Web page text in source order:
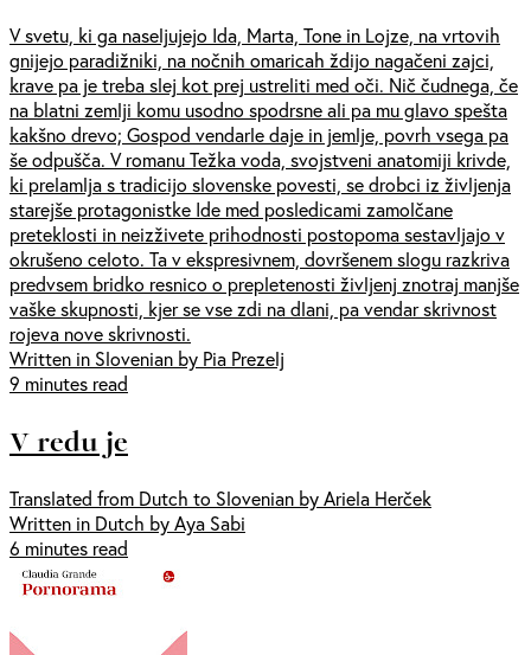
V svetu, ki ga naseljujejo Ida, Marta, Tone in Lojze, na vrtovih
gnijejo paradižniki, na nočnih omaricah ždijo nagačeni zajci,
krave pa je treba slej kot prej ustreliti med oči. Nič čudnega, če
na blatni zemlji komu usodno spodrsne ali pa mu glavo spešta
kakšno drevo; Gospod vendarle daje in jemlje, povrh vsega pa
še odpušča. V romanu Težka voda, svojstveni anatomiji krivde,
ki prelamlja s tradicijo slovenske povesti, se drobci iz življenja
starejše protagonistke Ide med posledicami zamolčane
preteklosti in neizživete prihodnosti postopoma sestavljajo v
okrušeno celoto. Ta v ekspresivnem, dovršenem slogu razkriva
predvsem bridko resnico o prepletenosti življenj znotraj manjše
vaške skupnosti, kjer se vse zdi na dlani, pa vendar skrivnost
rojeva nove skrivnosti.
Written in Slovenian by Pia Prezelj
9 minutes read
V redu je
Translated from Dutch to Slovenian by Ariela Herček
Written in Dutch by Aya Sabi
6 minutes read